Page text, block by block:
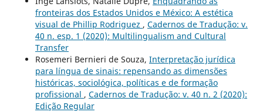
fronteiras dos Estados Unidos e México: A estética
visual de Phillip Rodriguez , Cadernos de Tradução: v.
40 n. esp. 1 (2020): Multilingualism and Cultural
Transfer
Rosemeri Bernieri de Souza, Interpretação jurídica
para língua de sinais: repensando as dimensões
históricas, sociológica, políticas e de formação
profissional , Cadernos de Tradução: v. 40 n. 2 (2020):
Edição Regular